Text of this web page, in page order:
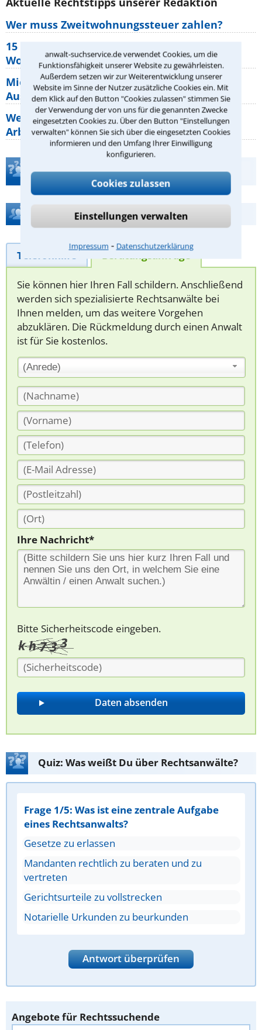
anwalt-suchservice.de verwendet Cookies, um die
Funktionsfähigkeit unserer Website zu gewährleisten.
Außerdem setzen wir zur Weiterentwicklung unserer
Website im Sinne der Nutzer zusätzliche Cookies ein. Mit
dem Klick auf den Button "Cookies zulassen" stimmen Sie
der Verwendung der von uns für die genannten Zwecke
eingesetzten Cookies zu. Über den Button "Einstellungen
verwalten" können Sie sich über die eingesetzten Cookies
informieren und den Umfang Ihrer Einwilligung
konfigurieren.
Cookies zulassen
Einstellungen verwalten
Impressum ⁃ Datenschutzerklärung
Wer muss Zweitwohnungssteuer zahlen?
15 elementare Rechte, die jeder
Wohnungseigentümer kennen sollte
Mietpreisbremse 2026: Alle Regeln,
Ausnahmen und Rechte für Mieter
Welche Regeln für Teilnahme, Urlaub,
Arbeitszeit gelten beim
Teste Dein Rechtswissen
Hilfe bei Ihrer Anwaltsuche?
Telefonhilfe Beratungsanfrage
Sie können hier Ihren Fall schildern. Anschließend
werden sich spezialisierte Rechtsanwälte bei
Ihnen melden, um das weitere Vorgehen
abzuklären. Die Rückmeldung durch einen Anwalt
ist für Sie kostenlos.
(Anrede)
Ihre Nachricht*
Bitte Sicherheitscode eingeben.
Quiz: Was weißt Du über Rechtsanwälte?
Frage 1/5: Was ist eine zentrale Aufgabe
eines Rechtsanwalts?
Gesetze zu erlassen
Mandanten rechtlich zu beraten und zu
vertreten
Gerichtsurteile zu vollstrecken
Notarielle Urkunden zu beurkunden
Antwort überprüfen
Angebote für Rechtssuchende